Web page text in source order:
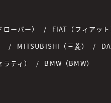
ーバー） FIAT（フィアット
MITSUBISHI（三菱）
ティ） BMW（BMW）